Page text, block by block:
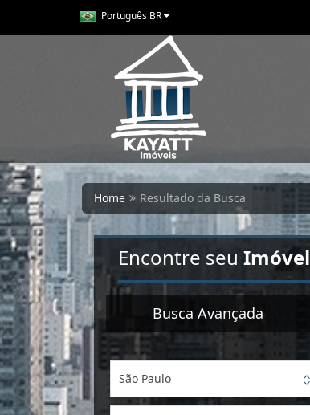
Português BR
Home Resultado da Busca
Encontre seu Imóvel
Busca Avançada
São Paulo